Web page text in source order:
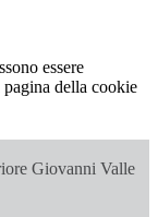
essere
della cookie
Giovanni Valle